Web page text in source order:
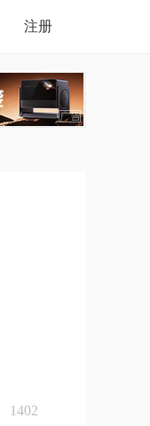
注册
1402